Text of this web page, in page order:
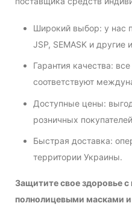
Широкий выбор: у нас
JSP, SEMASK и другие
Гарантия качества:
соответствуют
Доступные цены:
розничных
Быстрая доставка:
территории Украины.
Защитите свое здоровье
полнолицевыми масками